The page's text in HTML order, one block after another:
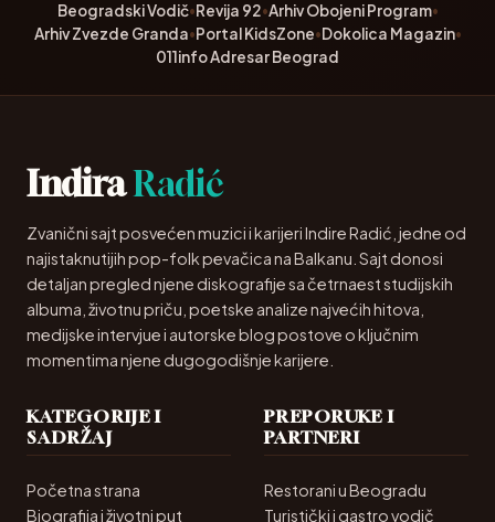
Beogradski Vodič•Revija 92•Arhiv Obojeni Program•
Arhiv Zvezde Granda•Portal KidsZone•Dokolica Magazin•
011info Adresar Beograd
IndiraRadić
Zvanični sajt posvećen muzici i karijeri Indire Radić, jedne od
najistaknutijih pop-folk pevačica na Balkanu. Sajt donosi
detaljan pregled njene diskografije sa četrnaest studijskih
albuma, životnu priču, poetske analize najvećih hitova,
medijske intervjue i autorske blog postove o ključnim
momentima njene dugogodišnje karijere.
KATEGORIJE I
SADRŽAJ
Početna strana
Biografija i životni put
PREPORUKE I
PARTNERI
Restorani u Beogradu
Turistički i gastro vodič